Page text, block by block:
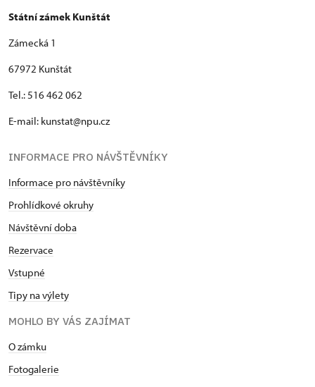
Státní zámek Kunštát
Zámecká 1
67972 Kunštát
Tel.: 516 462 062
E-mail: kunstat@npu.cz
INFORMACE PRO NÁVŠTĚVNÍKY
Informace pro návštěvníky
Prohlídkové okruhy
Návštěvní doba
Rezervace
Vstupné
Tipy na výlety
MOHLO BY VÁS ZAJÍMAT
O zámku
Fotogalerie